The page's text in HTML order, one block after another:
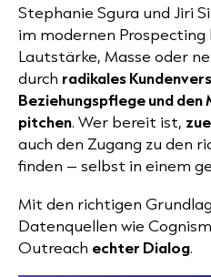
Stephanie Sgura und Jiri
im modernen
Lautstärke, Masse oder
durch radikales
Beziehungspflege und
pitchen. Wer bereit ist,
auch den Zugang zu den
finden – selbst in einem
Mit den richtigen
Datenquellen wie
Outreach echter Dialog.